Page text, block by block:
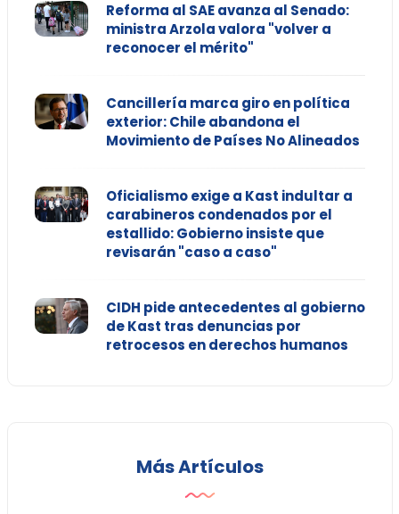
Reforma al SAE avanza al Senado:
ministra Arzola valora "volver a
reconocer el mérito"
Cancillería marca giro en política
exterior: Chile abandona el
Movimiento de Países No Alineados
Oficialismo exige a Kast indultar a
carabineros condenados por el
estallido: Gobierno insiste que
revisarán "caso a caso"
CIDH pide antecedentes al gobierno
de Kast tras denuncias por
retrocesos en derechos humanos
Más Artículos